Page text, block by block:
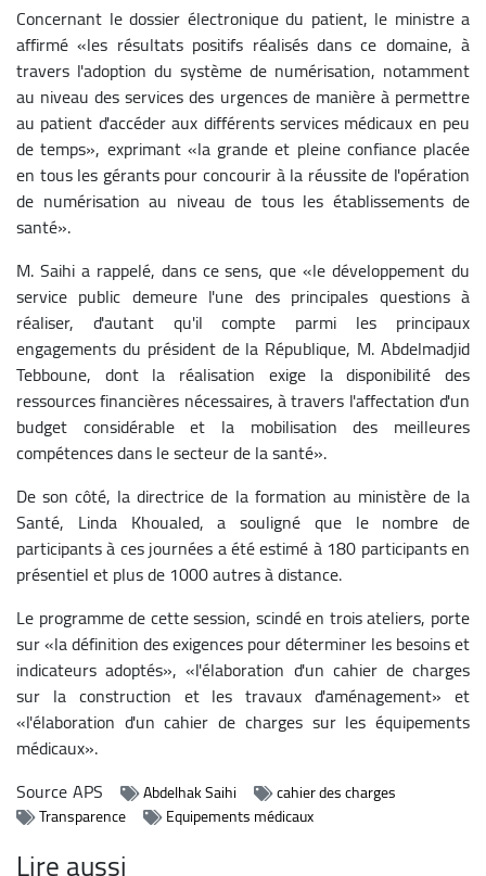
Concernant le dossier électronique du patient, le ministre a
affirmé «les résultats positifs réalisés dans ce domaine, à
travers l'adoption du système de numérisation, notamment
au niveau des services des urgences de manière à permettre
au patient d'accéder aux différents services médicaux en peu
de temps», exprimant «la grande et pleine confiance placée
en tous les gérants pour concourir à la réussite de l'opération
de numérisation au niveau de tous les établissements de
santé».
M. Saihi a rappelé, dans ce sens, que «le développement du
service public demeure l'une des principales questions à
réaliser, d'autant qu'il compte parmi les principaux
engagements du président de la République, M. Abdelmadjid
Tebboune, dont la réalisation exige la disponibilité des
ressources financières nécessaires, à travers l'affectation d'un
budget considérable et la mobilisation des meilleures
compétences dans le secteur de la santé».
De son côté, la directrice de la formation au ministère de la
Santé, Linda Khoualed, a souligné que le nombre de
participants à ces journées a été estimé à 180 participants en
présentiel et plus de 1000 autres à distance.
Le programme de cette session, scindé en trois ateliers, porte
sur «la définition des exigences pour déterminer les besoins et
indicateurs adoptés», «l'élaboration d'un cahier de charges
sur la construction et les travaux d'aménagement» et
«l'élaboration d'un cahier de charges sur les équipements
médicaux».
SourceAPS Abdelhak Saihi
cahier des charges
Transparence
Equipements médicaux
Lire aussi